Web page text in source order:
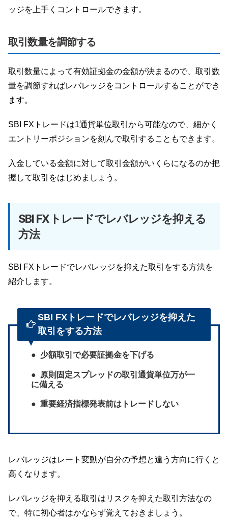
ッジを上手くコントロールできます。
取引数量を調節する
取引数量によって有効証拠金の金額が決まるので、取引数
量を調節すればレバレッジをコントロールすることができ
ます。
SBI FXトレードは1通貨単位取引から可能なので、細かく
エントリーポジションを刻んで取引することもできます。
入金している金額に対して取引金額がいくらになるのか把
握して取引をはじめましょう。
SBI FXトレードでレバレッジを抑える
方法
SBI FXトレードでレバレッジを抑えた取引をする方法を
紹介します。
SBI FXトレードでレバレッジを抑えた
取引をする方法
少額取引で必要証拠金を下げる
原則固定スプレッドの取引通貨単位万が一
に備える
重要経済指標発表前はトレードしない
レバレッジはレート変動が自分の予想と違う方向に行くと
高くなります。
レバレッジを抑える取引はリスクを抑えた取引方法なの
で、特に初心者はかならず覚えておきましょう。